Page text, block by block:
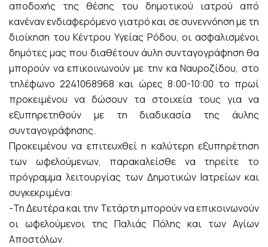
αποδοχής της θέσης του δημοτικού ιατρού από
κανέναν ενδιαφερόμενο γιατρό και σε συνεννόηση με τη
διοίκηση του Κέντρου Υγείας Ρόδου, οι ασφαλισμένοι
δημότες μας που διαθέτουν άυλη συνταγογράφηση θα
μπορούν να επικοινωνούν με την κα Ναυροζίδου, στο
τηλέφωνο 2241068968 και ώρες 8:00-10:00 το πρωί
προκειμένου να δώσουν τα στοιχεία τους για να
εξυπηρετηθούν με τη διαδικασία της άυλης
συνταγογράφησης.
Προκειμένου να επιτευχθεί η καλύτερη εξυπηρέτηση
των ωφελούμενων, παρακαλείσθε να τηρείτε το
πρόγραμμα λειτουργίας των Δημοτικών Ιατρείων και
συγκεκριμένα:
-Τη Δευτέρα και την Τετάρτη μπορούν να επικοινωνούν
οι ωφελούμενοι της Παλιάς Πόλης και των Αγίων
Αποστόλων.